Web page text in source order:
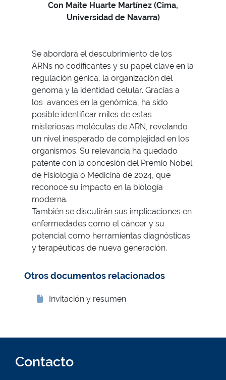
Con Maite Huarte Martínez (Cima,
Universidad de Navarra)
Se abordará el descubrimiento de los
ARNs no codificantes y su papel clave en la
regulación génica, la organización del
genoma y la identidad celular. Gracias a
los avances en la genómica, ha sido
posible identificar miles de estas
misteriosas moléculas de ARN, revelando
un nivel inesperado de complejidad en los
organismos. Su relevancia ha quedado
patente con la concesión del Premio Nobel
de Fisiología o Medicina de 2024, que
reconoce su impacto en la biología
moderna.
También se discutirán sus implicaciones en
enfermedades como el cáncer y su
potencial como herramientas diagnósticas
y terapéuticas de nueva generación.
Otros documentos relacionados
Invitación y resumen
Contacto